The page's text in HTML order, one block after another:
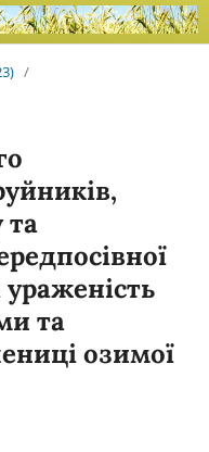
/
та
та
озимої